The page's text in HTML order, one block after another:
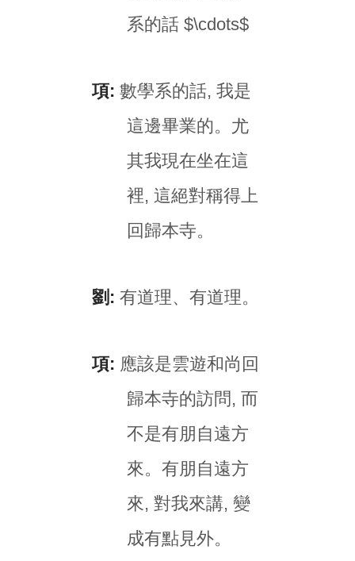
系的話 $\cdots$
項: 數學系的話, 我是
這邊畢業的。尤
其我現在坐在這
裡, 這絕對稱得上
回歸本寺。
劉: 有道理、有道理。
項: 應該是雲遊和尚回
歸本寺的訪問, 而
不是有朋自遠方
來。有朋自遠方
來, 對我來講, 變
成有點見外。